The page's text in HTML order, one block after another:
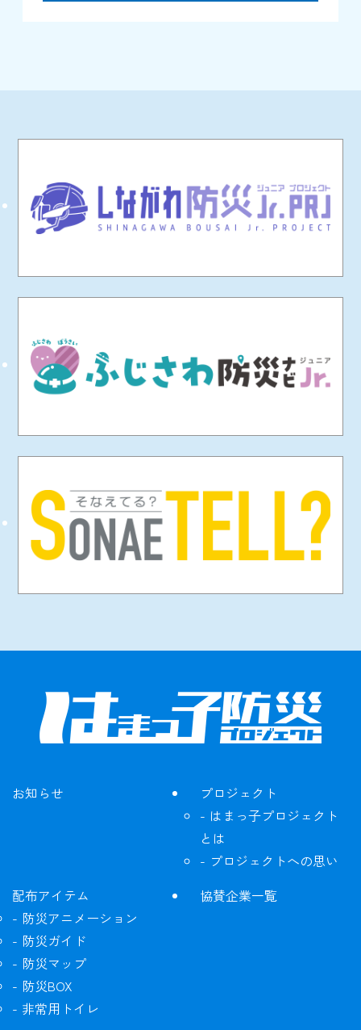
お知らせ
プロジェクト
はまっ子プロジェクト
とは
プロジェクトへの思い
配布アイテム
防災アニメーション
防災ガイド
防災マップ
防災BOX
非常用トイレ
協賛企業一覧